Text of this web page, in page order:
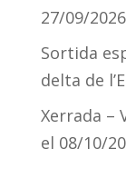
27/09/2026
Sortida
delta de
Xerrada –
el 08/10/